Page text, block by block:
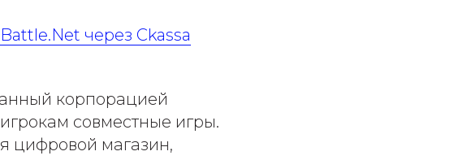
через Ckassa
корпорацией
совместные игры.
цифровой магазин,